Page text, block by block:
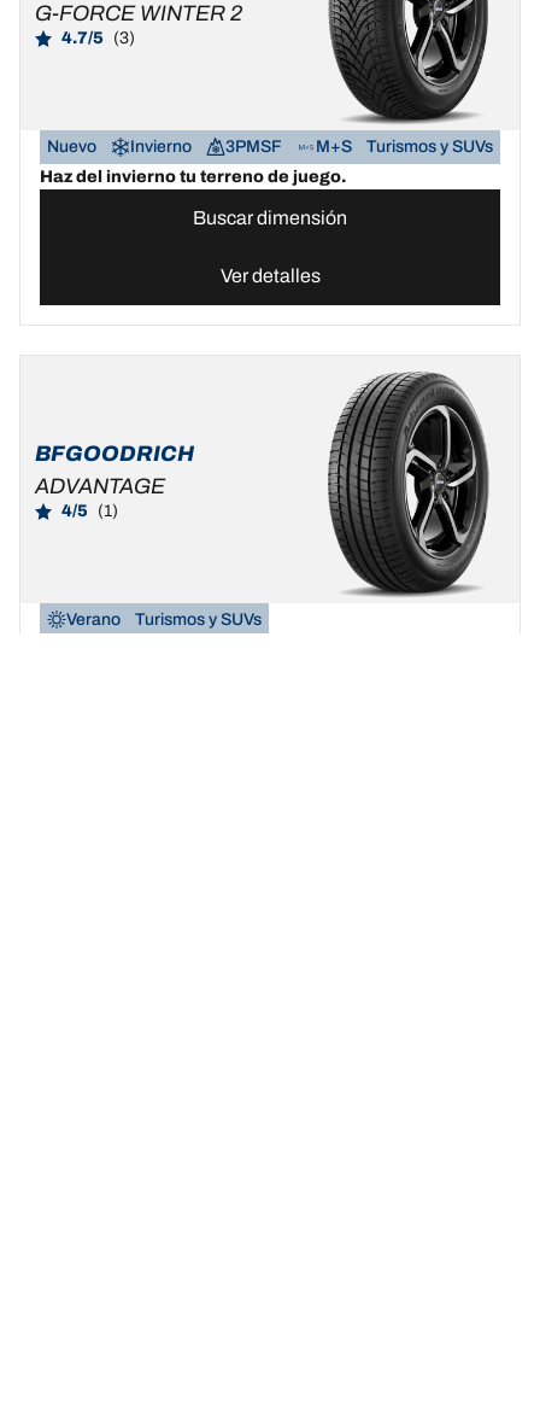
G-FORCE WINTER 2
4.7/5 (3)
Nuevo Invierno 3PMSF M+S
Turismos y SUVs
Haz del invierno tu terreno de juego.
Buscar dimensión
Ver detalles
BFGOODRICH
ADVANTAGE
4/5 (1)
Verano
Turismos y SUVs